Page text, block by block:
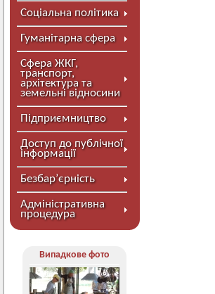
Соціальна політика
Гуманітарна сфера
Сфера ЖКГ,
транспорт,
архітектура та
земельні відносини
Підприємництво
Доступ до публічної
інформації
Безбар’єрність
Адміністративна
процедура
Випадкове фото